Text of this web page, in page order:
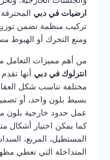
ارضيات في دبي
تركيب منظمة تضمن
ومنع التحرك أو الهبوط
من أهم مميزات التعامل
انترلوك في دبي أنها
مختلفة تناسب شكل
بسيط بلون واحد، أو
عمل حدود خارجية بلون
كما يمكن اختيار أشكال
المستطيل، المربع،
المتداخلة التي تعطي